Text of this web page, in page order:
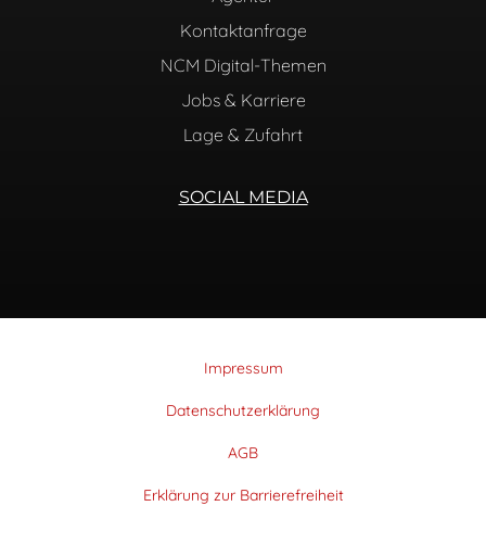
Kontaktanfrage
NCM Digital-Themen
Jobs & Karriere
Lage & Zufahrt
SOCIAL MEDIA
Impressum
Datenschutzerklärung
AGB
Erklärung zur Barrierefreiheit